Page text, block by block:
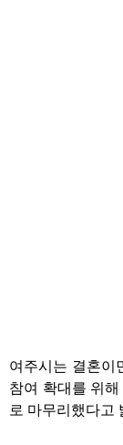
여주시는 결혼이
참여 확대를 위해
로 마무리했다고